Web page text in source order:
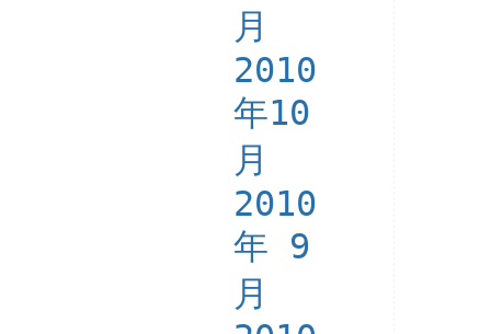
月
2010
年10
月
2010
年 9
月